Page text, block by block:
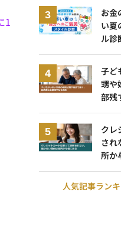
1
お金
い夏
ル診
子ど
甥や
部残
クレ
され
所か
人気記事ラン